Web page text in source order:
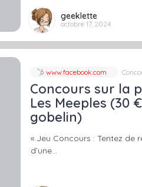
geeklette
octobre 17, 2024
www.facebook.com
Concours sur la
Les Meeples (30
gobelin)
« Jeu Concours : Tentez de
d’une…